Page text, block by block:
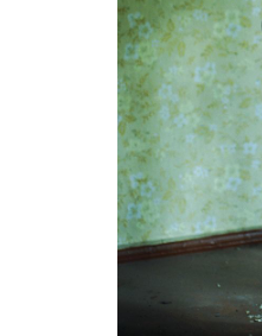
「目標達成できなかったからと言